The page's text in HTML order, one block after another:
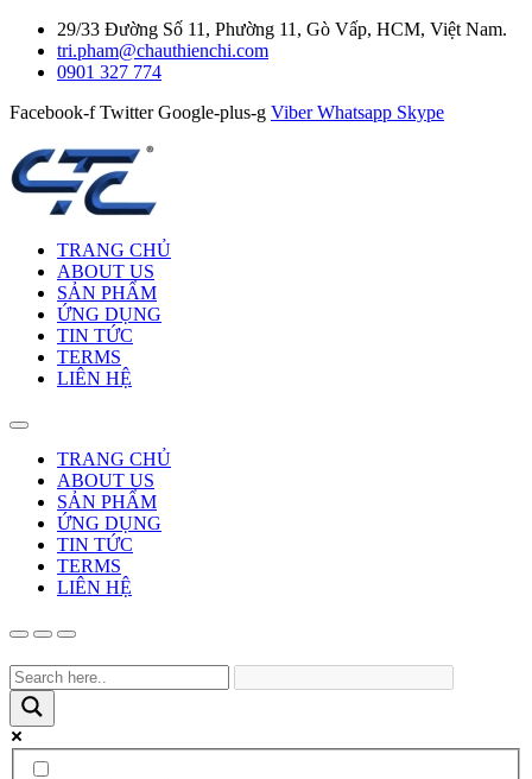
29/33 Đường Số 11, Phường 11, Gò Vấp, HCM, Việt Nam.
tri.pham@chauthienchi.com
0901 327 774
Facebook-f Twitter Google-plus-g Viber Whatsapp Skype
TRANG CHỦ
ABOUT US
SẢN PHẨM
ỨNG DỤNG
TIN TỨC
TERMS
LIÊN HỆ
TRANG CHỦ
ABOUT US
SẢN PHẨM
ỨNG DỤNG
TIN TỨC
TERMS
LIÊN HỆ